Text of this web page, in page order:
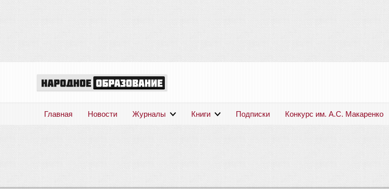
Главная Новости Журналы Книги Подписки Конкурс им. А.С. Макаренко